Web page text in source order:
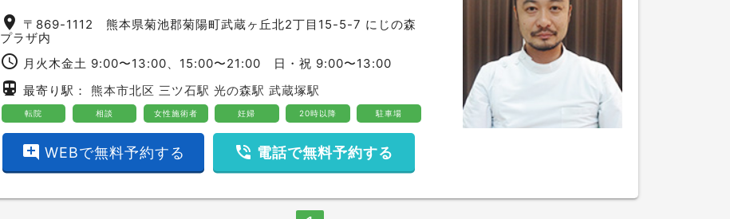
place 〒869-1112 熊本県菊池郡菊陽町武蔵ヶ丘北2丁目15-5-7 にじの森
プラザ内
access_time 月火木金土 9:00〜13:00、15:00〜21:00 日・祝 9:00〜13:00
directions_subway 最寄り駅：熊本市北区 三ツ石駅 光の森駅 武蔵塚駅
転院 相談 女性施術者 妊婦 20時以降 駐車場
add_comment WEBで無料予約する phone_in_talk 電話で無料予約する